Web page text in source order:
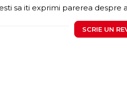
sa iti exprimi parerea despre
SCRIE UN